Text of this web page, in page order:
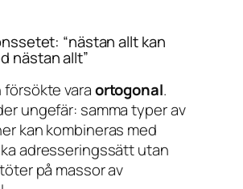
“nästan allt kan
nästan allt”
varaortogonal.
ungefär: samma typer av
kan kombineras med
adresseringssätt utan
på massor av